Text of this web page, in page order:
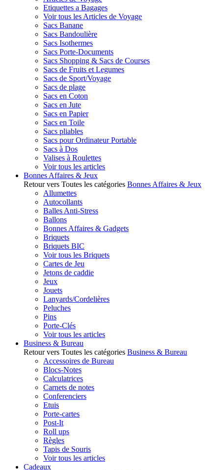
Etiquettes a Bagages
Voir tous les Articles de Voyage
Sacs Banane
Sacs Bandoulière
Sacs Isothermes
Sacs Porte-Documents
Sacs Shopping & Sacs de Courses
Sacs de Fruits et Legumes
Sacs de Sport/Voyage
Sacs de plage
Sacs en Coton
Sacs en Jute
Sacs en Papier
Sacs en Toile
Sacs pliables
Sacs pour Ordinateur Portable
Sacs à Dos
Valises à Roulettes
Voir tous les articles
Bonnes Affaires & Jeux
Retour vers Toutes les catégories Bonnes Affaires & Jeux
Allumettes
Autocollants
Balles Anti-Stress
Ballons
Bonnes Affaires & Gadgets
Briquets
Briquets BIC
Voir tous les Briquets
Cartes de Jeu
Jetons de caddie
Jeux
Jouets
Lanyards/Cordelières
Peluches
Pins
Porte-Clés
Voir tous les articles
Business & Bureau
Retour vers Toutes les catégories Business & Bureau
Accessoires de Bureau
Blocs-Notes
Calculatrices
Carnets de notes
Conferenciers
Etuis
Porte-cartes
Post-It
Roll ups
Règles
Tapis de Souris
Voir tous les articles
Cadeaux